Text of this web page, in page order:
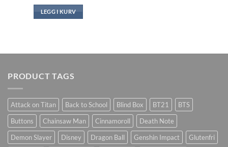
LEGG I KURV
PRODUCT TAGS
Attack on Titan Back to School Blind Box BT21
BTS
Buttons
Chainsaw Man Cinnamoroll
Death Note
Demon Slayer
Disney Dragon Ball Genshin Impact
Glutenfri